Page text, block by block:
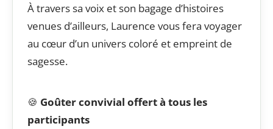
À travers sa voix et son bagage d’histoires
venues d’ailleurs, Laurence vous fera voyager
au cœur d’un univers coloré et empreint de
sagesse.
🍪 Goûter convivial offert à tous les
participants